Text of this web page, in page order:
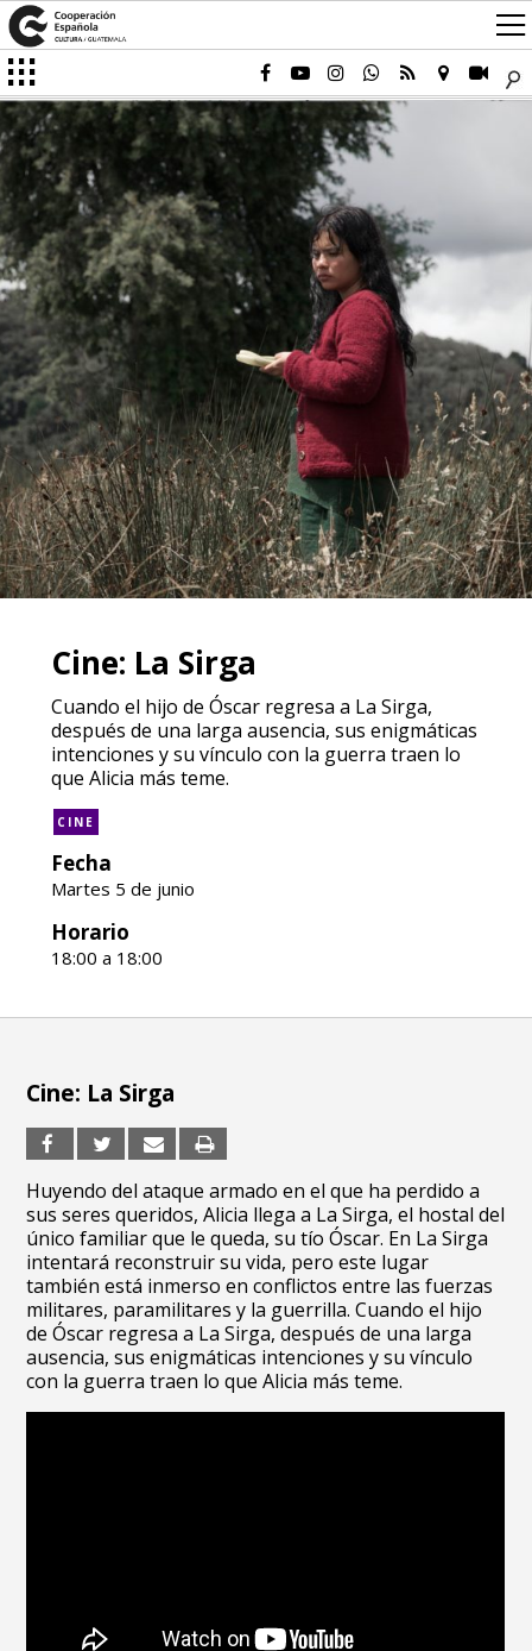
Cine: La Sirga
Cuando el hijo de Óscar regresa a La Sirga,
después de una larga ausencia, sus enigmáticas
intenciones y su vínculo con la guerra traen lo
que Alicia más teme.
CINE
Fecha
Martes 5 de junio
Horario
18:00 a 18:00
Cine: La Sirga
Huyendo del ataque armado en el que ha perdido a
sus seres queridos, Alicia llega a La Sirga, el hostal del
único familiar que le queda, su tío Óscar. En La Sirga
intentará reconstruir su vida, pero este lugar
también está inmerso en conflictos entre las fuerzas
militares, paramilitares y la guerrilla. Cuando el hijo
de Óscar regresa a La Sirga, después de una larga
ausencia, sus enigmáticas intenciones y su vínculo
con la guerra traen lo que Alicia más teme.